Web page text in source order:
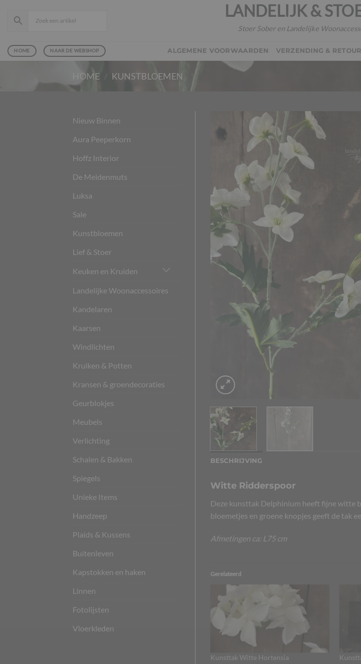
naar
LANDELIJK &
Stoer Sober en Landelijke
HOME NAAR DE WEBSHOP ALGEMENE VOORWAARDEN VERZENDING &
HOME KUNSTBLOEMEN
Nieuw Binnen
Aura Peeperkorn
Hoffz Interior
De Meidenmuts
Luksa
Sale
Kunstbloemen
Lief & Stoer
Keuken en Kruiden
Landelijke Woonaccessoires
Kandelaren
Kaarsen
Windlichten
Kruiken & Potten
Kransen & groendecoraties
Geurblokjes
Meubels
Verlichting
Schalen & Bakken
Spiegels
Unieke Items
Handzeep
Plaids & Kussens
Buitenleven
Kapstokken en haken
Linnen
Fotolijsten
Vloerkleden
BESCHRIJVING
Witte Ridderspoor
Deze kunsttak Delphinium heeft fijne witte
bloemetjes en groene knopjes geeft de tak
Afmetingen ca: L75 cm
Gerelateerd
Kunsttak Witte Hortensia